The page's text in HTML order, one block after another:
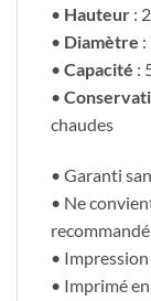
• Hauteur :
• Diamètre :
• Capacité :
•
chaudes
• Garanti
• Ne
recommandé
•
• Imprimé